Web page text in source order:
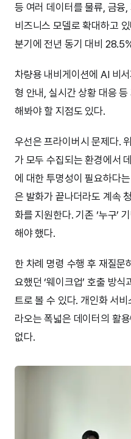
등 여러 데이터를 물류, 금융
비즈니스 모델로 확대하고
분기에 전년 동기 대비
차량용 내비게이션에 AI 비
형 안내, 실시간 상황 대응
해봐야 할 지점도 있다.
우선은 프라이버시 문제다.
가 모두 수집되는 환경에서
에 대한 투명성이 필요하다
은 발화가 끝나더라도 계속
화를 지원한다. 기존 ‘누구’
해야 했다.
한 차례 명령 수행 후 재질문
요했던 ‘웨이크업’ 호출 방
트로 볼 수 있다. 개인화 서
라오는 폭넓은 데이터의 활
없다.